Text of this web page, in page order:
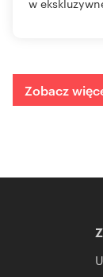
w
Zobacz